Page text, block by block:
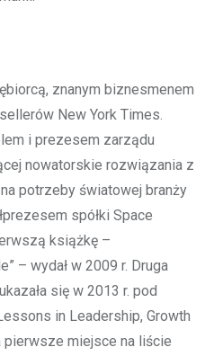
znanym biznesmenem
New York Times.
i prezesem zarządu
nowatorskie rozwiązania z
potrzeby światowej branży
spółki Space
książkę –
– wydał w 2009 r. Druga
się w 2013 r. pod
in Leadership, Growth
pierwsze miejsce na liście